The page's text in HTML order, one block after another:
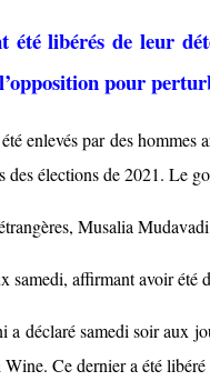
été libérés de leur
pour
enlevés par des hommes
des élections de 2021. Le
Musalia
samedi, affirmant avoir été
déclaré samedi soir aux
Ce dernier a été libéré